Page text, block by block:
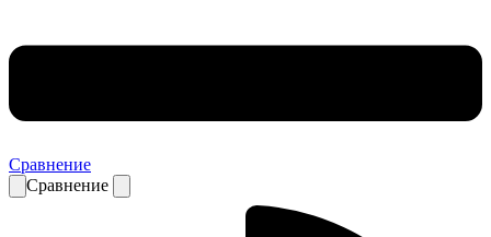
Сравнение
Сравнение